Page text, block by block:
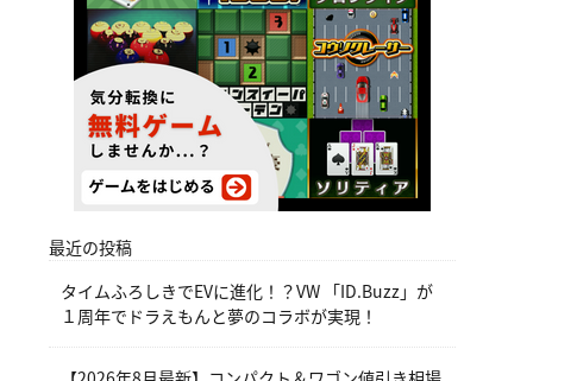
最近の投稿
タイムふろしきでEVに進化！？VW 「ID.Buzz」が
１周年でドラえもんと夢のコラボが実現！